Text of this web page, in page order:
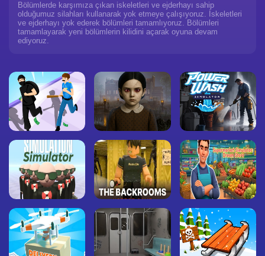
Bölümlerde karşımıza çıkan iskeletleri ve ejderhayı sahip
olduğumuz silahları kullanarak yok etmeye çalışıyoruz. İskeletleri
ve ejderhayı yok ederek bölümleri tamamlıyoruz. Bölümleri
tamamlayarak yeni bölümlerin kilidini açarak oyuna devam
ediyoruz.